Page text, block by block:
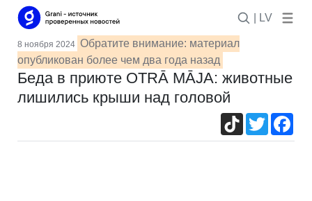
| LV
8 ноября 2024 Обратите внимание: материал
опубликован более чем два года назад
Беда в приюте OTRĀ MĀJA: животные
лишились крыши над головой
TikTokTwitter